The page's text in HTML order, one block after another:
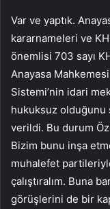
Var ve yaptık.
kararnameleri ve
önemlisi 703 sayı
Anayasa
Sistemi’nin idari
hukuksuz olduğunu
verildi. Bu durum
Bizim bunu inşa
muhalefet
çalıştıralım. Buna
görüşlerini de bir